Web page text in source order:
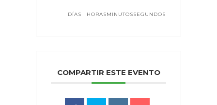
DÍAS HORASMINUTOSSEGUNDOS
COMPARTIR ESTE EVENTO